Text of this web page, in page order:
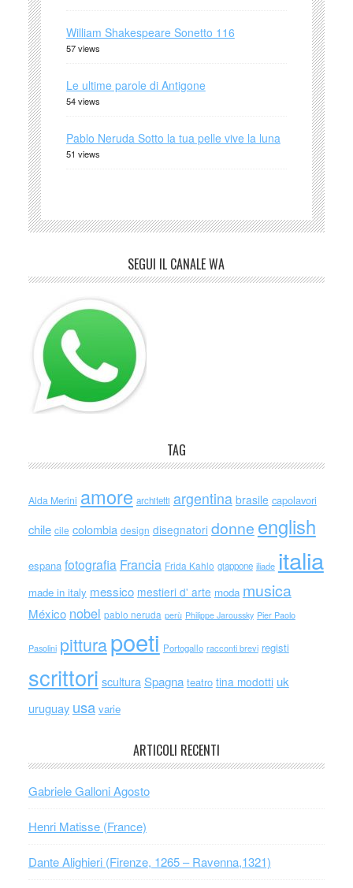
William Shakespeare Sonetto 116
57 views
Le ultime parole di Antigone
54 views
Pablo Neruda Sotto la tua pelle vive la luna
51 views
SEGUI IL CANALE WA
TAG
Alda Merini amore architetti argentina brasile capolavori
chile cile colombia design disegnatori donne english
espana fotografia Francia Frida Kahlo giappone iliade italia
made in italy messico mestieri d' arte moda musica
México nobel pablo neruda perù Philippe Jaroussky Pier Paolo
Pasolini pitturapoeti Portogallo racconti brevi registi
scrittori scultura Spagna teatro tina modotti uk
uruguay usa varie
ARTICOLI RECENTI
Gabriele Galloni Agosto
Henri Matisse (France)
Dante Alighieri (Firenze, 1265 – Ravenna,1321)